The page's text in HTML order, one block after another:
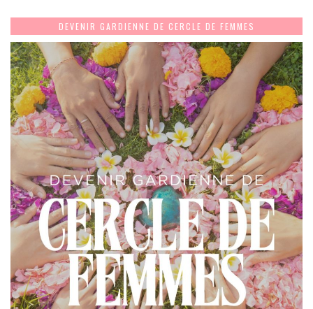
DEVENIR GARDIENNE DE CERCLE DE FEMMES